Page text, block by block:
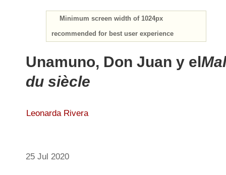
Minimum screen width of 1024px
recommended for best user experience
Unamuno, Don Juan y elMal
du siècle
Leonarda Rivera
25 Jul 2020